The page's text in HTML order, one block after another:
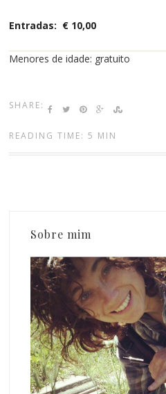
Entradas: € 10,00
Menores de idade: gratuito
SHARE:
READING TIME: 5 MIN
Sobre mim